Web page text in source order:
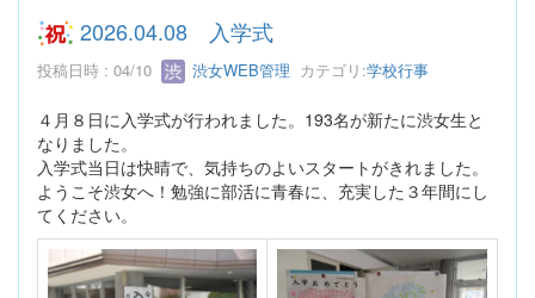
2026.04.08 入学式
投稿日時 : 04/10 渋女WEB管理 カテゴリ:学校行事
４月８日に入学式が行われました。193名が新たに渋女生と
なりました。
入学式当日は快晴で、気持ちのよいスタートがきれました。
ようこそ渋女へ！勉強に部活に青春に、充実した３年間にし
てください。